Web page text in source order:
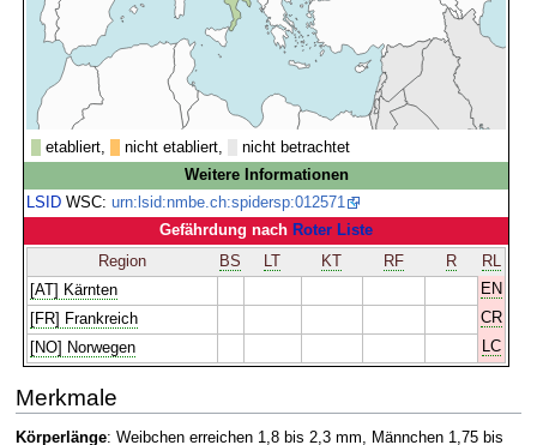
etabliert, nicht etabliert,
nicht betrachtet
Weitere Informationen
LSID WSC:urn:lsid:nmbe.ch:spidersp:012571
Gefährdung nach Roter Liste
Region
BS LT KT RF R
RL
[AT] Kärnten
EN
[FR] Frankreich
CR
[NO] Norwegen
LC
Merkmale
Körperlänge: Weibchen erreichen 1,8 bis 2,3 mm, Männchen 1,75 bis